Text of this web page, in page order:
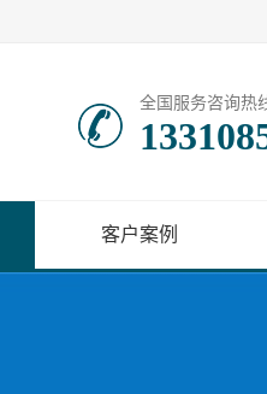
全国服务咨询热
客户案例